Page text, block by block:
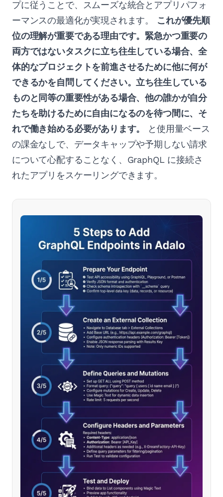
プに従うことで、スムーズな統合とアプリパフォ
ーマンスの最適化が実現されます。 これが優先順
位の理解が重要である理由です。緊急かつ重要の
両方ではないタスクに立ち往生している場合、全
体的なプロジェクトを前進させるために他に何が
できるかを自問してください。立ち往生している
ものと同等の重要性がある場合、他の誰かが自分
たちを助けるために自由になるのを待つ間に、そ
れで働き始める必要があります。
と使用量ベース
の課金なしで、データキャップや予期しない請求
について心配することなく、GraphQL に接続さ
れたアプリをスケーリングできます。